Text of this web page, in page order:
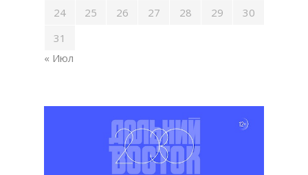
24
25 26 27 28 29
30
31
« Июл